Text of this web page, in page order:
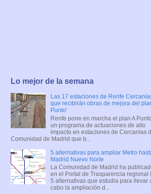
Lo mejor de la semana
Las 17 estaciones de Renfe
que recibirán obras de mejora del
Punto'
Renfe pone en marcha el plan A Punto ,
un programa de actuaciones de alto
impacto en estaciones de Cercanías
Comunidad de Madrid que b...
5 alternativas para ampliar Metro
Madrid Nuevo Norte
La Comunidad de Madrid ha
en el Portal de Trasparencia regional
5 alternativas que estudia para llevar
cabo la ampliación d...